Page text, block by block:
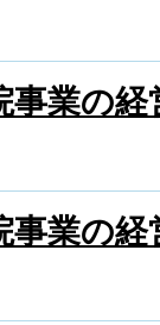
事業の
事業の